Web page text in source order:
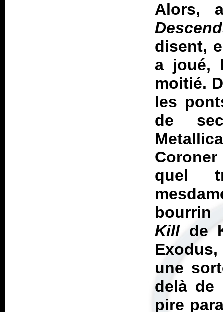
Alors,
disent,
a joué,
moitié.
les
de
quel
Kill de
une
delà de
pire